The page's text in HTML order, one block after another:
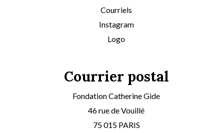
Courriels
Instagram
Logo
Courrier postal
Fondation Catherine Gide
46 rue de Vouillé
75 015 PARIS